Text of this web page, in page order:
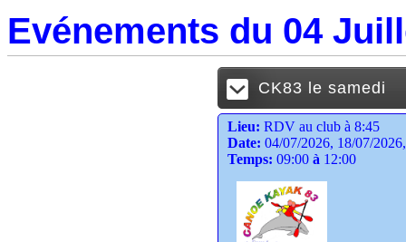
Evénements du 04
CK83 le samedi
Lieu: RDV au club à 8:45
Date: 04/07/2026, 18/07/
Temps: 09:00 à 12:00